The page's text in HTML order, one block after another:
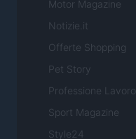
Motor Magazine
Notizie.it
Offerte Shopping
Pet Story
Professione Lavoro
Sport Magazine
Style24